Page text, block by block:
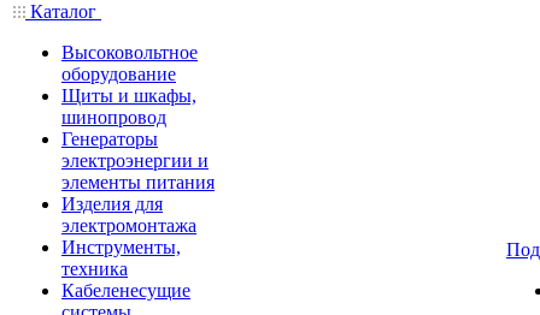
Каталог
Высоковольтное
оборудование
Щиты и шкафы,
шинопровод
Генераторы
электроэнергии и
элементы питания
Изделия для
электромонтажа
Инструменты,
техника
Кабеленесущие